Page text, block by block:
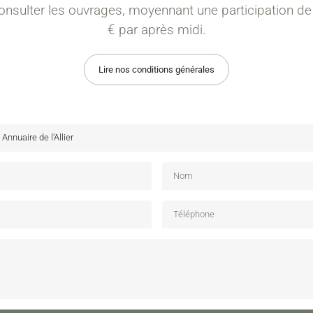
les ouvrages, moyennant une participation
€ par après midi.
Lire nos conditions générales